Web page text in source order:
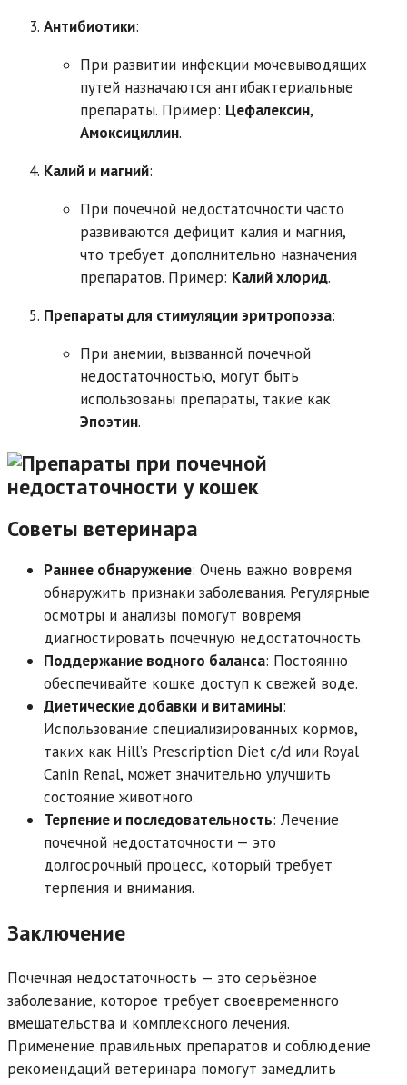
Антибиотики:
При развитии инфекции мочевыводящих
путей назначаются антибактериальные
препараты. Пример: Цефалексин,
Амоксициллин.
Калий и магний:
При почечной недостаточности часто
развиваются дефицит калия и магния,
что требует дополнительно назначения
препаратов. Пример: Калий хлорид.
Препараты для стимуляции эритропоэза:
При анемии, вызванной почечной
недостаточностью, могут быть
использованы препараты, такие как
Эпоэтин.
Советы ветеринара
Раннее обнаружение: Очень важно вовремя
обнаружить признаки заболевания. Регулярные
осмотры и анализы помогут вовремя
диагностировать почечную недостаточность.
Поддержание водного баланса: Постоянно
обеспечивайте кошке доступ к свежей воде.
Диетические добавки и витамины:
Использование специализированных кормов,
таких как Hill’s Prescription Diet c/d или Royal
Canin Renal, может значительно улучшить
состояние животного.
Терпение и последовательность: Лечение
почечной недостаточности — это
долгосрочный процесс, который требует
терпения и внимания.
Заключение
Почечная недостаточность — это серьёзное
заболевание, которое требует своевременного
вмешательства и комплексного лечения.
Применение правильных препаратов и соблюдение
рекомендаций ветеринара помогут замедлить